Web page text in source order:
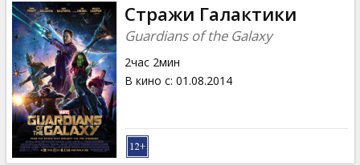
Стражи Галактики
Guardians of the Galaxy
2час 2мин
В кино с: 01.08.2014